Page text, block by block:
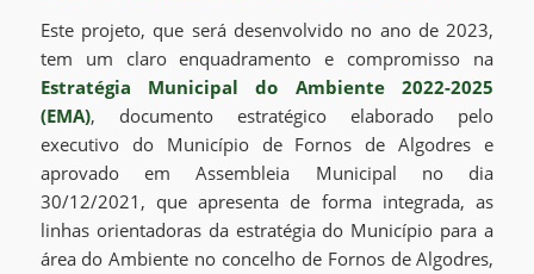
Este projeto, que será desenvolvido no ano de 2023,
tem um claro enquadramento e compromisso na
Estratégia Municipal do Ambiente 2022-2025
(EMA), documento estratégico elaborado pelo
executivo do Município de Fornos de Algodres e
aprovado em Assembleia Municipal no dia
30/12/2021, que apresenta de forma integrada, as
linhas orientadoras da estratégia do Município para a
área do Ambiente no concelho de Fornos de Algodres,